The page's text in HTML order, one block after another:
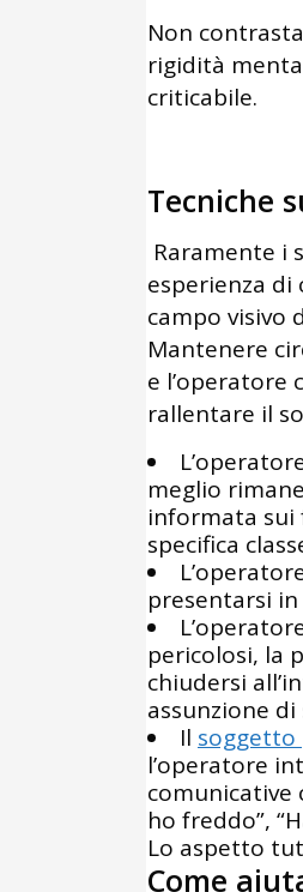
Non
rigidità
criticabile.
Tecniche
Raramente i
esperienza di
campo visivo
Mantenere
e l’operatore
rallentare il
meglio
informata sui
specifica
presentarsi
pericolosi, la
chiudersi
assunzione
Il soggetto
l’operatore
comunicative
ho freddo”,
Lo aspetto
Come